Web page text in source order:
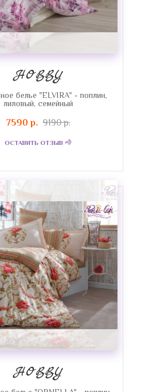
HOBBY
белье "ELVIRA" - поплин,
лиловый, семейный
7590 р. 9190 р.
ОСТАВИТЬ ОТЗЫВ
HOBBY